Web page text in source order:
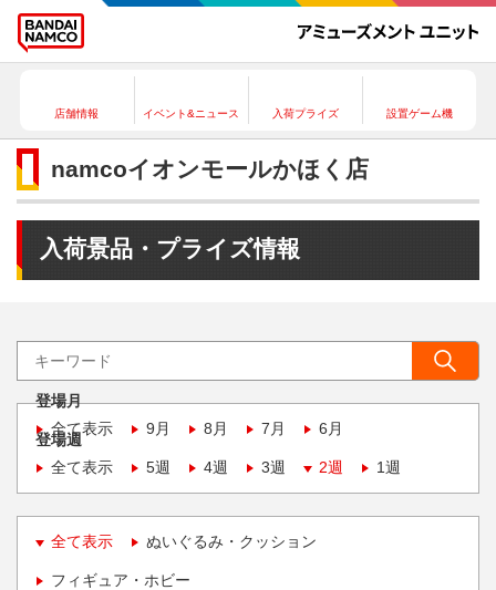
店舗情報 イベント&ニュース 入荷プライズ 設置ゲーム機
namcoイオンモールかほく店
入荷景品・プライズ情報
登場月
全て表示
9月 8月 7月 6月
登場週
全て表示
5週 4週 3週 2週 1週
全て表示 ぬいぐるみ・クッション
フィギュア・ホビー